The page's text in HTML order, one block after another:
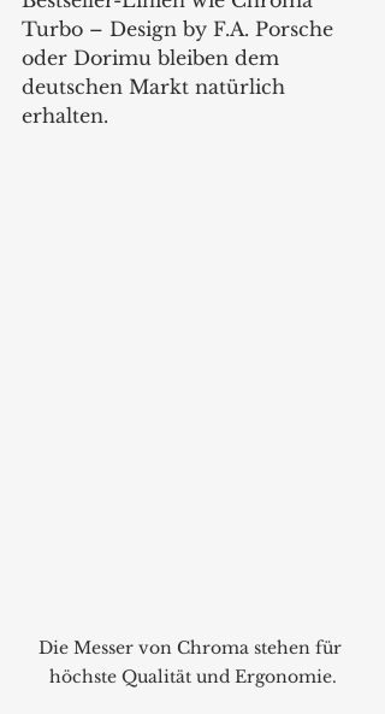
Turbo – Design by F.A. Porsche
oder Dorimu bleiben dem
deutschen Markt natürlich
erhalten.
Die Messer von Chroma stehen für
höchste Qualität und Ergonomie.